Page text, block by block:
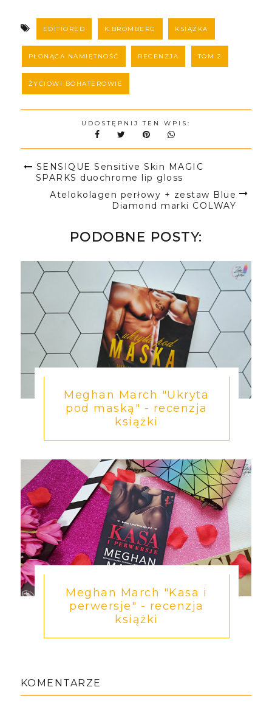
EDITIORED K.BROMBERG KSIĄŻKA
PŁONĄCA NAMIĘTNOŚĆ RECENZJA TOM 2
ŻYCIOWI BOHATEROWIE
UDOSTĘPNIJ TEN WPIS:
SENSIQUE Sensitive Skin MAGIC
SPARKS duochrome lip gloss
Atelokolagen perłowy + zestaw Blue
Diamond marki COLWAY
PODOBNE POSTY:
Meghan March "Ukryta
pod maską" - recenzja
książki
Meghan March "Kasa i
perwersje" - recenzja
książki
KOMENTARZE